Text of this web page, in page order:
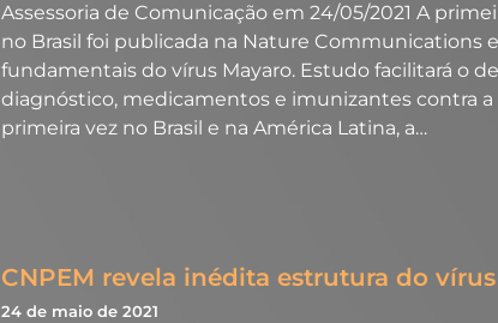
Assessoria de Comunicação em 24/05/2021 A
no Brasil foi publicada na Nature Communications
fundamentais do vírus Mayaro. Estudo facilitará o
diagnóstico, medicamentos e imunizantes contra
primeira vez no Brasil e na América Latina, a…
CNPEM revela inédita estrutura do
24 de maio de 2021